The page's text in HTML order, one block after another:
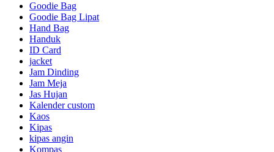
Goodie Bag
Goodie Bag Lipat
Hand Bag
Handuk
ID Card
jacket
Jam Dinding
Jam Meja
Jas Hujan
Kalender custom
Kaos
Kipas
kipas angin
Kompas